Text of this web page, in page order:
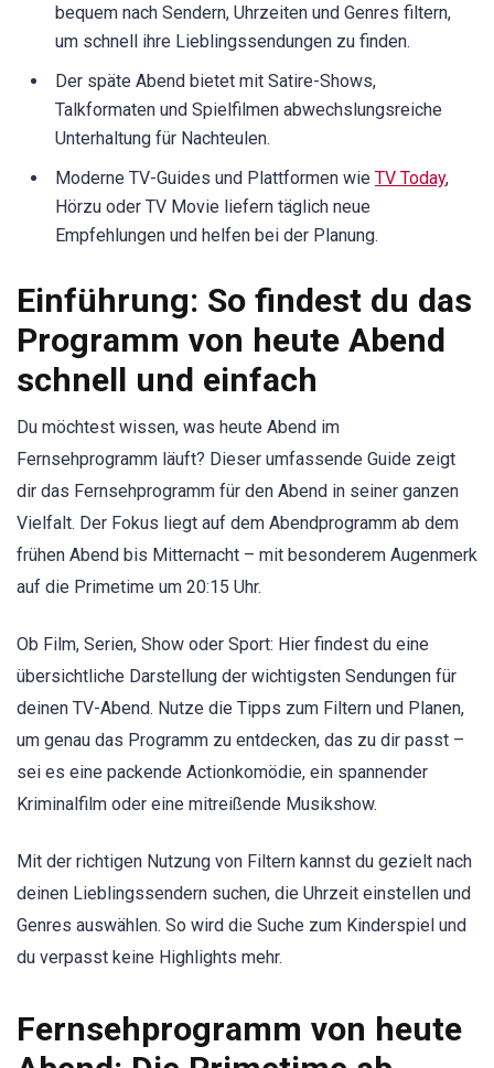
bequem nach Sendern, Uhrzeiten und Genres filtern,
um schnell ihre Lieblingssendungen zu finden.
Der späte Abend bietet mit Satire-Shows,
Talkformaten und Spielfilmen abwechslungsreiche
Unterhaltung für Nachteulen.
Moderne TV-Guides und Plattformen wie TV Today,
Hörzu oder TV Movie liefern täglich neue
Empfehlungen und helfen bei der Planung.
Einführung: So findest du das
Programm von heute Abend
schnell und einfach
Du möchtest wissen, was heute Abend im
Fernsehprogramm läuft? Dieser umfassende Guide zeigt
dir das Fernsehprogramm für den Abend in seiner ganzen
Vielfalt. Der Fokus liegt auf dem Abendprogramm ab dem
frühen Abend bis Mitternacht – mit besonderem Augenmerk
auf die Primetime um 20:15 Uhr.
Ob Film, Serien, Show oder Sport: Hier findest du eine
übersichtliche Darstellung der wichtigsten Sendungen für
deinen TV-Abend. Nutze die Tipps zum Filtern und Planen,
um genau das Programm zu entdecken, das zu dir passt –
sei es eine packende Actionkomödie, ein spannender
Kriminalfilm oder eine mitreißende Musikshow.
Mit der richtigen Nutzung von Filtern kannst du gezielt nach
deinen Lieblingssendern suchen, die Uhrzeit einstellen und
Genres auswählen. So wird die Suche zum Kinderspiel und
du verpasst keine Highlights mehr.
Fernsehprogramm von heute